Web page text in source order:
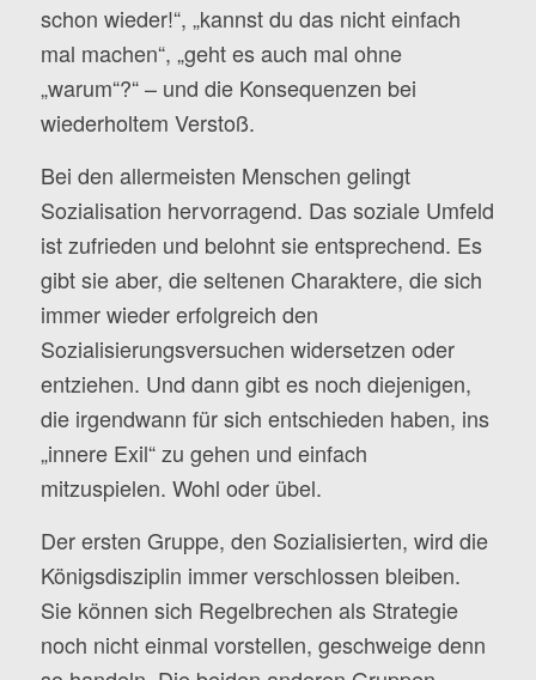
schon wieder!“, „kannst du das nicht einfach
mal machen“, „geht es auch mal ohne
„warum“?“ – und die Konsequenzen bei
wiederholtem Verstoß.
Bei den allermeisten Menschen gelingt
Sozialisation hervorragend. Das soziale Umfeld
ist zufrieden und belohnt sie entsprechend. Es
gibt sie aber, die seltenen Charaktere, die sich
immer wieder erfolgreich den
Sozialisierungsversuchen widersetzen oder
entziehen. Und dann gibt es noch diejenigen,
die irgendwann für sich entschieden haben, ins
„innere Exil“ zu gehen und einfach
mitzuspielen. Wohl oder übel.
Der ersten Gruppe, den Sozialisierten, wird die
Königsdisziplin immer verschlossen bleiben.
Sie können sich Regelbrechen als Strategie
noch nicht einmal vorstellen, geschweige denn